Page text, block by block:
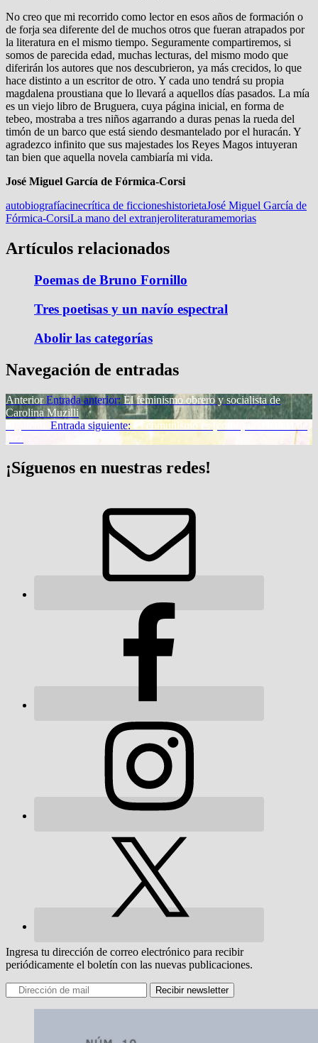
No creo que mi recorrido como lector en esos años de formación o
de forja sea diferente del de muchos otros que fueran atrapados por
la literatura en el mismo tiempo. Seguramente compartiremos, si
somos de parecida edad, muchas lecturas, del mismo modo que
diferirán los autores que nos descubrieron, ya más crecidos, lo que
hace distinto a un escritor de otro. Y cada uno tendrá su propia
magdalena proustiana que lo llevará a aquellos días pasados. La mía
es un viejo libro de Bruguera, cuya página inicial, en forma de
tebeo, mostraba a tres niños agarrando a duras penas la rueda del
timón de un barco que está siendo desmantelado por el huracán. Y
agradezco infinito que sus majestades los Reyes Magos intuyeran
tan bien que aquella novela cambiaría mi vida.
José Miguel García de Fórmica-Corsi
autobiografíacinecrítica de ficcioneshistorietaJosé Miguel García de
Fórmica-CorsiLa mano del extranjeroliteraturamemorias
Artículos relacionados
Poemas de Bruno Fornillo
Tres poetisas y un navío espectral
Abolir las categorías
Navegación de entradas
Anterior Entrada anterior: El feminismo obrero y socialista de
Carolina Muzilli
Entrada siguiente: El comunismo es (como) una banda de
¡Síguenos en nuestras redes!
Ingresa tu dirección de correo electrónico para recibir
periódicamente el boletín con las nuevas publicaciones.
Recibir newsletter